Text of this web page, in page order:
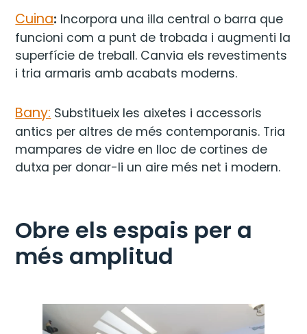
Cuina: Incorpora una illa central o barra que
funcioni com a punt de trobada i augmenti la
superfície de treball. Canvia els revestiments
i tria armaris amb acabats moderns.
Bany: Substitueix les aixetes i accessoris
antics per altres de més contemporanis. Tria
mampares de vidre en lloc de cortines de
dutxa per donar-li un aire més net i modern.
Obre els espais per a
més amplitud